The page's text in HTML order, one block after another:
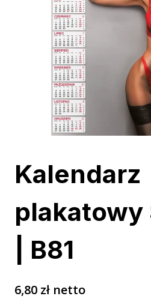
Kalendarz
plakatowy
| B81
6,80 zł netto